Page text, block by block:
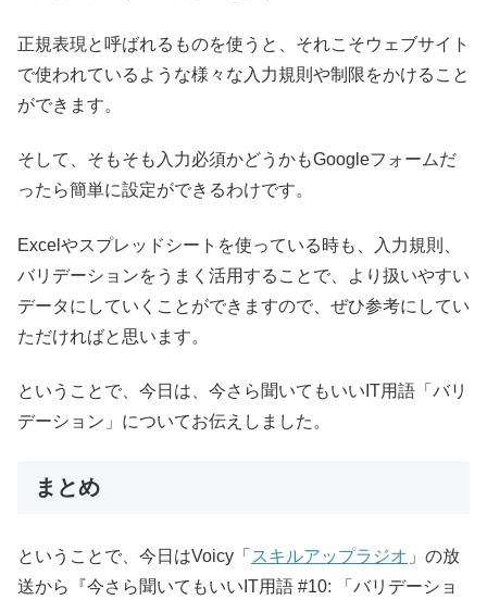
正規表現と呼ばれるものを使うと、それこそウェブサイト
で使われているような様々な入力規則や制限をかけること
ができます。
そして、そもそも入力必須かどうかもGoogleフォームだ
ったら簡単に設定ができるわけです。
Excelやスプレッドシートを使っている時も、入力規則、
バリデーションをうまく活用することで、より扱いやすい
データにしていくことができますので、ぜひ参考にしてい
ただければと思います。
ということで、今日は、今さら聞いてもいいIT用語「バリ
デーション」についてお伝えしました。
まとめ
ということで、今日はVoicy「 スキルアップラジオ 」の放
送から『今さら聞いてもいいIT用語 #10: 「バリデーショ